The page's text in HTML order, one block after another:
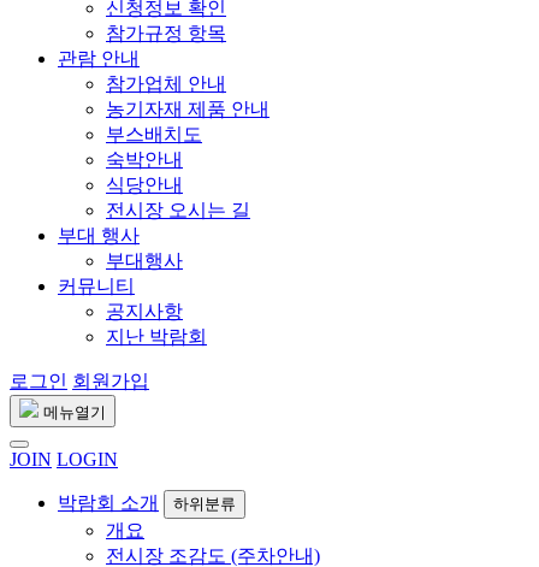
신청정보 확인
참가규정 항목
관람 안내
참가업체 안내
농기자재 제품 안내
부스배치도
숙박안내
식당안내
전시장 오시는 길
부대 행사
부대행사
커뮤니티
공지사항
지난 박람회
로그인 회원가입
메뉴열기
JOIN LOGIN
박람회 소개 하위분류
개요
전시장 조감도 (주차안내)